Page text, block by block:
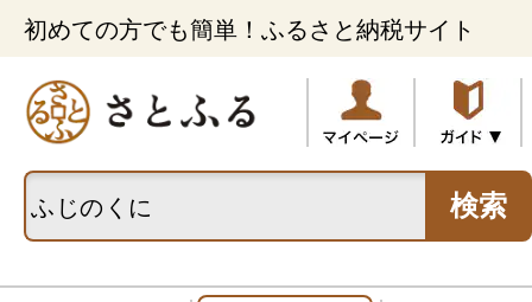
初めての方でも簡単！ふるさと納税サイト
検索